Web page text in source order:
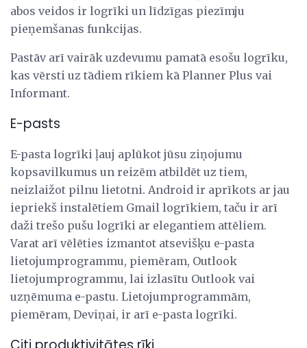
abos veidos ir logrīki un līdzīgas piezīmju
pieņemšanas funkcijas.
Pastāv arī vairāk uzdevumu pamatā esošu logrīku,
kas vērsti uz tādiem rīkiem kā Planner Plus vai
Informant.
E-pasts
E-pasta logrīki ļauj aplūkot jūsu ziņojumu
kopsavilkumus un reizēm atbildēt uz tiem,
neizlaižot pilnu lietotni. Android ir aprīkots ar jau
iepriekš instalētiem Gmail logrīkiem, taču ir arī
daži trešo pušu logrīki ar elegantiem attēliem.
Varat arī vēlēties izmantot atsevišķu e-pasta
lietojumprogrammu, piemēram, Outlook
lietojumprogrammu, lai izlasītu Outlook vai
uzņēmuma e-pastu. Lietojumprogrammām,
piemēram, Deviņai, ir arī e-pasta logrīki.